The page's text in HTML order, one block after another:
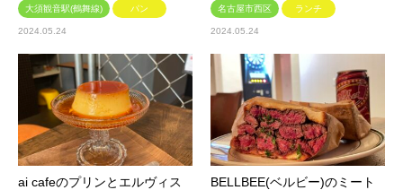
大須観音駅(鶴舞線) パン
2024.05.24
名古屋市西区 ランチ
2024.05.24
ai cafeのプリンとエルヴィス
BELLBEE(ベルビー)のミート